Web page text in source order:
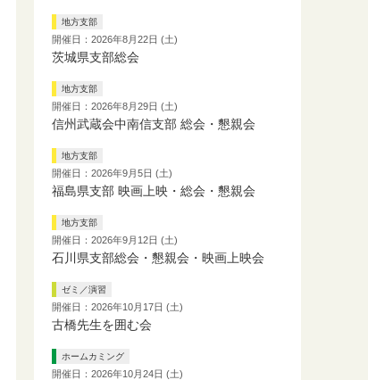
地方支部
開催日：2026年8月22日 (土)
茨城県支部総会
地方支部
開催日：2026年8月29日 (土)
信州武蔵会中南信支部 総会・懇親会
地方支部
開催日：2026年9月5日 (土)
福島県支部 映画上映・総会・懇親会
地方支部
開催日：2026年9月12日 (土)
石川県支部総会・懇親会・映画上映会
ゼミ／演習
開催日：2026年10月17日 (土)
古橋先生を囲む会
ホームカミング
開催日：2026年10月24日 (土)